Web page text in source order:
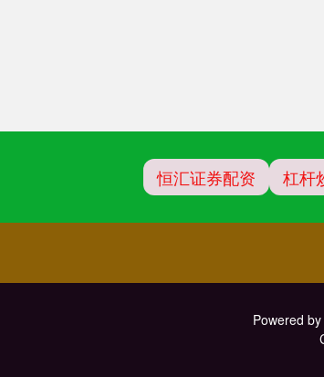
恒汇证券配资 杠杆
Powered by